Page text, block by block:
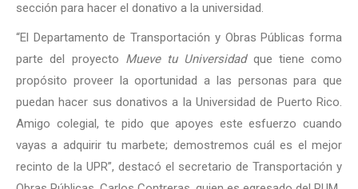
sección para hacer el donativo a la universidad.
“El Departamento de Transportación y Obras Públicas forma
parte del proyecto Mueve tu Universidadque tiene como
propósito proveer la oportunidad a las personas para que
puedan hacer sus donativos a la Universidad de Puerto Rico.
Amigo colegial, te pido que apoyes este esfuerzo cuando
vayas a adquirir tu marbete; demostremos cuál es el mejor
recinto de la UPR”, destacó el secretario de Transportación y